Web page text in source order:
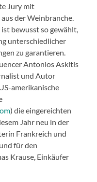
Jury mit
der Weinbranche.
bewusst so gewählt,
unterschiedlicher
zu garantieren.
Antonios Askitis
und Autor
amerikanische
) die eingereichten
Jahr neu in der
Frankreich und
für den
Krause, Einkäufer